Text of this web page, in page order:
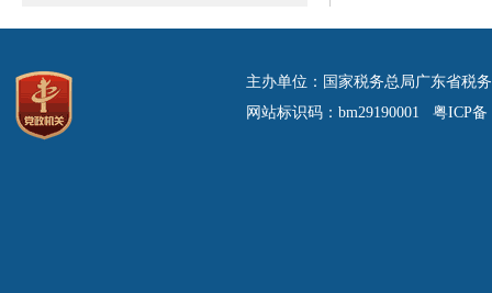
主办单位：国家税务总局广东省税
网站标识码：bm29190001 粤ICP